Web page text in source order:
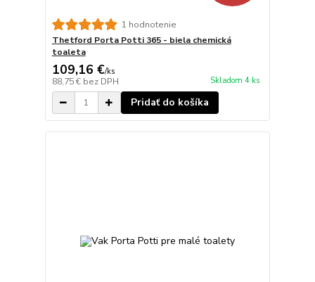
1 hodnotenie
Thetford Porta Potti 365 - biela chemická
toaleta
109,16 €/ks
88,75 € bez DPH Skladom 4 ks
Pridať do košíka